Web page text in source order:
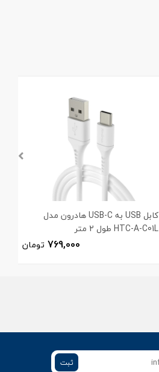
کابل USB به USB-C هادرون مدل
HTC-A-C01L طول 2 متر
769,000 تومان
ثبت